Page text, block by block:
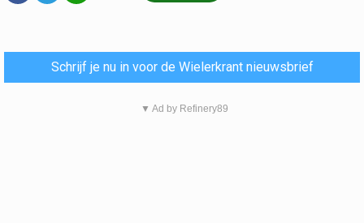
Schrijf je nu in voor de Wielerkrant nieuwsbrief
▼ Ad by Refinery89